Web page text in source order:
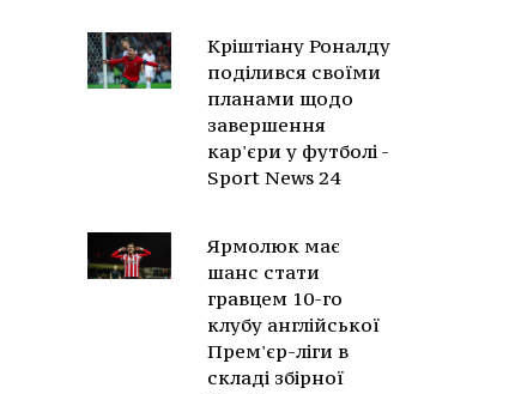
Кріштіану Роналду
поділився своїми
планами щодо
завершення
кар'єри у футболі -
Sport News 24
Ярмолюк має
шанс стати
гравцем 10-го
клубу англійської
Прем'єр-ліги в
складі збірної